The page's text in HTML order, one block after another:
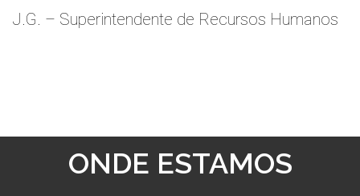
J.G. – Superintendente de Recursos Humanos
ONDE ESTAMOS